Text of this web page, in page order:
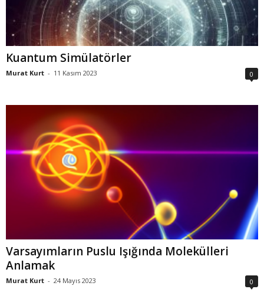
Kuantum Simülatörler
Murat Kurt - 11 Kasım 2023 0
Varsayımların Puslu Işığında Molekülleri
Anlamak
Murat Kurt - 24 Mayıs 2023 0